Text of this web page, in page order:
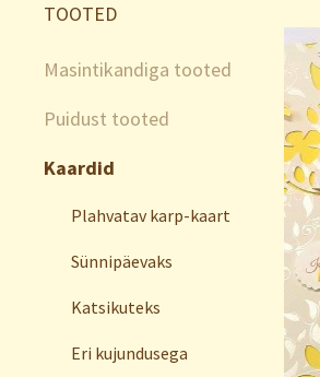
TOOTED
Masintikandiga tooted
Puidust tooted
Kaardid
Plahvatav karp-kaart
Sünnipäevaks
Katsikuteks
Eri kujundusega